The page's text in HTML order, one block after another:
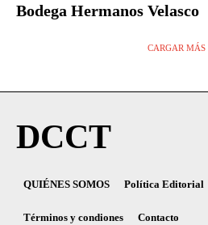
Bodega Hermanos Velasco
CARGAR MÁS
DCCT
QUIÉNES SOMOS Política Editorial
Términos y condiones Contacto